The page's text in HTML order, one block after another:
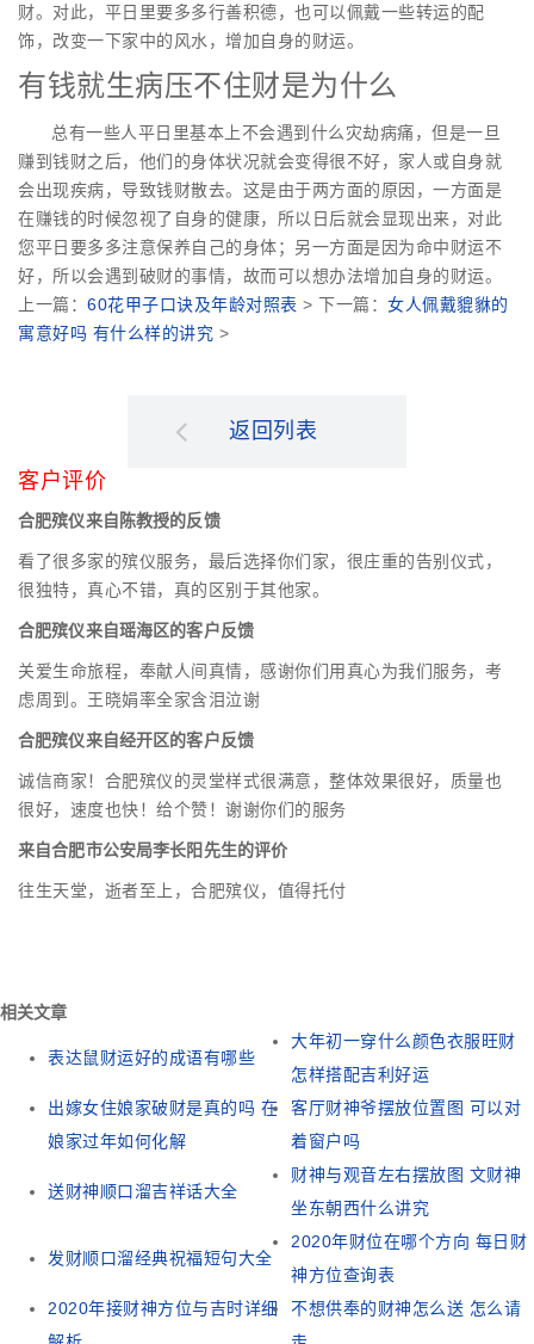
财。对此，平日里要多多行善积德，也可以佩戴一些转运的配
饰，改变一下家中的风水，增加自身的财运。
有钱就生病压不住财是为什么
总有一些人平日里基本上不会遇到什么灾劫病痛，但是一旦
赚到钱财之后，他们的身体状况就会变得很不好，家人或自身就
会出现疾病，导致钱财散去。这是由于两方面的原因，一方面是
在赚钱的时候忽视了自身的健康，所以日后就会显现出来，对此
您平日要多多注意保养自己的身体；另一方面是因为命中财运不
好，所以会遇到破财的事情，故而可以想办法增加自身的财运。
上一篇： 60花甲子口诀及年龄对照表 > 下一篇： 女人佩戴貔貅的
寓意好吗 有什么样的讲究 >
返回列表
客户评价
合肥殡仪来自陈教授的反馈
看了很多家的殡仪服务，最后选择你们家，很庄重的告别仪式，
很独特，真心不错，真的区别于其他家。
合肥殡仪来自瑶海区的客户反馈
关爱生命旅程，奉献人间真情，感谢你们用真心为我们服务，考
虑周到。王晓娟率全家含泪泣谢
合肥殡仪来自经开区的客户反馈
诚信商家！合肥殡仪的灵堂样式很满意，整体效果很好，质量也
很好，速度也快！给个赞！谢谢你们的服务
来自合肥市公安局李长阳先生的评价
往生天堂，逝者至上，合肥殡仪，值得托付
相关文章
表达鼠财运好的成语有哪些
大年初一穿什么颜色衣服旺财
怎样搭配吉利好运
出嫁女住娘家破财是真的吗 在
娘家过年如何化解
客厅财神爷摆放位置图 可以对
着窗户吗
送财神顺口溜吉祥话大全
财神与观音左右摆放图 文财神
坐东朝西什么讲究
发财顺口溜经典祝福短句大全
2020年财位在哪个方向 每日财
神方位查询表
2020年接财神方位与吉时详细
不想供奉的财神怎么送 怎么请